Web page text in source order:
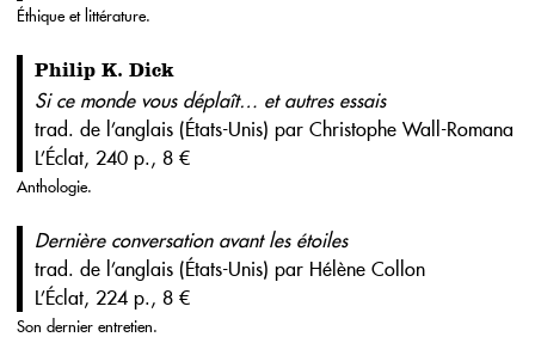
Éthique et littérature.
Philip K. Dick
Si ce monde vous déplaît… et autres essais
trad. de l’anglais (États-Unis) par Christophe Wall-Romana
L’Éclat, 240 p., 8 €
Anthologie.
Dernière conversation avant les étoiles
trad. de l’anglais (États-Unis) par Hélène Collon
L’Éclat, 224 p., 8 €
Son dernier entretien.